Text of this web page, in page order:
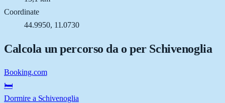
Coordinate
44.9950, 11.0730
Calcola un percorso da o per Schivenoglia
Booking.com
🛏️
Dormire a Schivenoglia